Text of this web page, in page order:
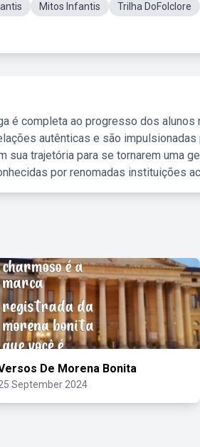
Mitos Infantis Trilha DoFolclore
é completa ao progresso dos
autênticas e são
sua trajetória para se tornarem uma
por renomadas instituições
De Morena Bonita
September 2024